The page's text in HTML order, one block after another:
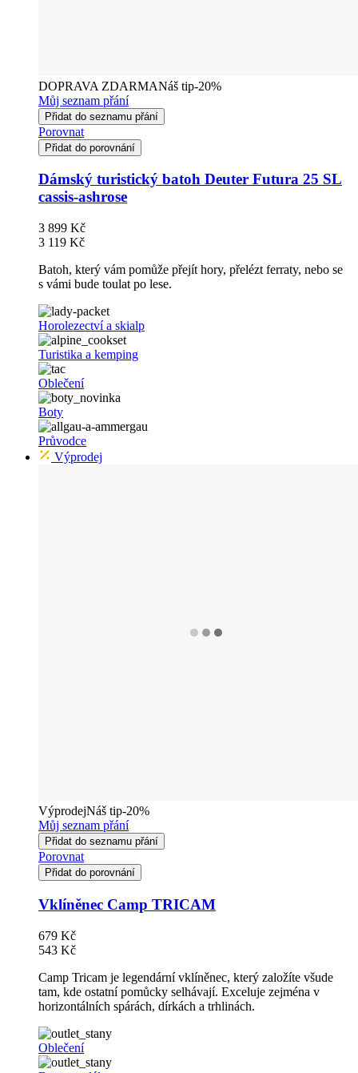
DOPRAVA ZDARMANáš tip-20%
Můj seznam přání
Přidat do seznamu přání
Porovnat
Přidat do porovnání
Dámský turistický batoh Deuter Futura 25 SL
cassis-ashrose
3 899 Kč
3 119 Kč
Batoh, který vám pomůže přejít hory, přelézt ferraty, nebo se
s vámi bude toulat po lese.
Horolezectví a skialp
Turistika a kemping
Oblečení
Boty
Průvodce
Výprodej
VýprodejNáš tip-20%
Můj seznam přání
Přidat do seznamu přání
Porovnat
Přidat do porovnání
Vklíněnec Camp TRICAM
679 Kč
543 Kč
Camp Tricam je legendární vklíněnec, který založíte všude
tam, kde ostatní pomůcky selhávají. Exceluje zejména v
horizontálních spárách, dírkách a trhlinách.
Oblečení